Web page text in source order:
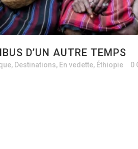
D’UN AUTRE TEMPS
, Destinations, En vedette, Éthiopie 0